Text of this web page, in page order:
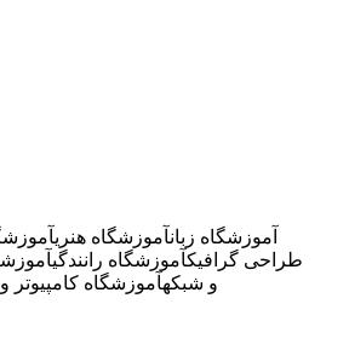
آموزشگاه زبانآموزشگاه هنری
طراحی گرافیکآموزشگاه رانندگی
آموزشگاه IT و شبکهآموزشگاه کامپیوتر و